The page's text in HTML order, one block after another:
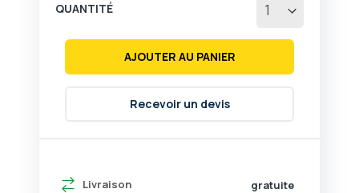
Livraison gratuite
QUANTITÉ
AJOUTER AU PANIER
Recevoir un devis